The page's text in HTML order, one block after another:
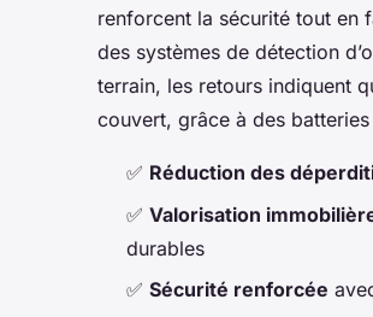
renforcent la sécurité tout en
des systèmes de détection
terrain, les retours indiquent
couvert, grâce à des
✅ Réduction des
✅ Valorisation
durables
✅ Sécurité renforcée